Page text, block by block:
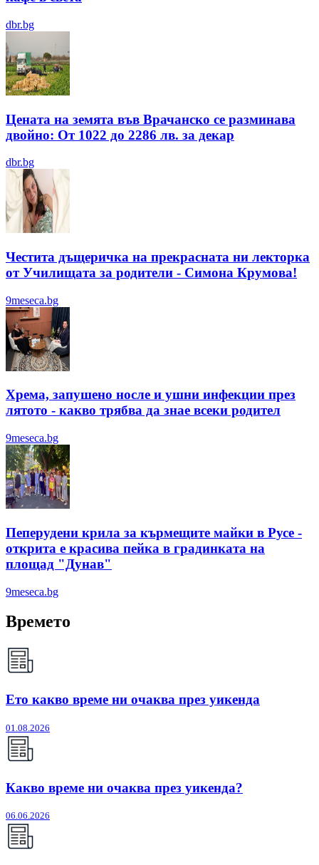
dbr.bg
Цената на земята във Врачанско се разминава
двойно: От 1022 до 2286 лв. за декар
dbr.bg
Честита дъщеричка на прекрасната ни лекторка
от Училищата за родители - Симона Крумова!
9meseca.bg
Хрема, запушено носле и ушни инфекции през
лятотo - какво трябва да знае всеки родител
9meseca.bg
Пеперудени крила за кърмещите майки в Русе -
открита е красива пейка в градинката на
площад "Дунав"
9meseca.bg
Времето
Ето какво време ни очаква през уикенда
01.08.2026
Какво време ни очаква през уикенда?
06.06.2026